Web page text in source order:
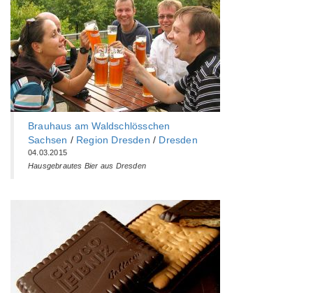
Brauhaus am Waldschlösschen
Sachsen / Region Dresden / Dresden
04.03.2015
Hausgebrautes Bier aus Dresden